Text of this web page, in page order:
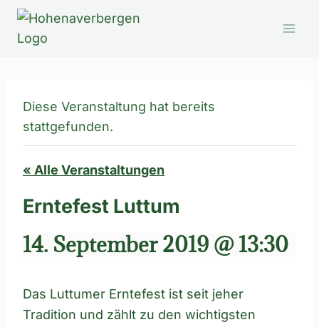
Zum
springen
Diese Veranstaltung hat bereits
stattgefunden.
« Alle Veranstaltungen
Erntefest Luttum
14. September 2019 @ 13:30
Das Luttumer Erntefest ist seit jeher
Tradition und zählt zu den wichtigsten